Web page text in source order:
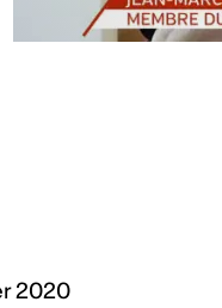
2020